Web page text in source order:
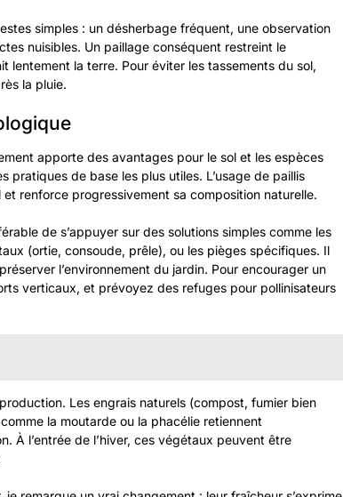
simples : un désherbage fréquent, une observation
nuisibles. Un paillage conséquent restreint le
lentement la terre. Pour éviter les tassements du sol,
la pluie.
apporte des avantages pour le sol et les espèces
de base les plus utiles. L’usage de paillis
renforce progressivement sa composition naturelle.
de s’appuyer sur des solutions simples comme les
(ortie, consoude, prêle), ou les pièges spécifiques. Il
l’environnement du jardin. Pour encourager un
verticaux, et prévoyez des refuges pour pollinisateurs
Les engrais naturels (compost, fumier bien
la moutarde ou la phacélie retiennent
À l’entrée de l’hiver, ces végétaux peuvent être